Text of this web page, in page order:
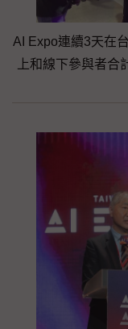
AI Expo連續3天在
上和線下參與者